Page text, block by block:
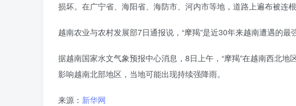
损坏。在广宁省、海阳省、海防市、河内市等地，道路上遍布被连根
越南农业与农村发展部7日通报说，“摩羯”是近30年来越南遭遇的最
据越南国家水文气象预报中心消息，8日上午，“摩羯”在越南西北地
影响越南北部地区，当地可能出现持续强降雨。
来源： 新华网